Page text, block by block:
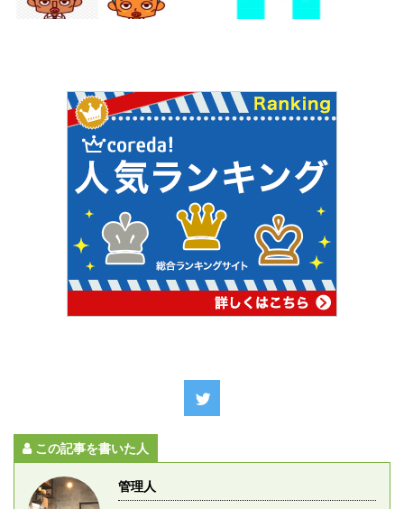
この記事を書いた人
管理人